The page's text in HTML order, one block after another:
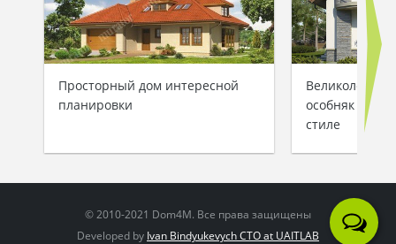
Просторный дом интересной
планировки
особняк в
стиле
© 2010-2021 Dom4M. Все права защищены
Developed by Ivan Bindyukevych CTO at UAITLAB